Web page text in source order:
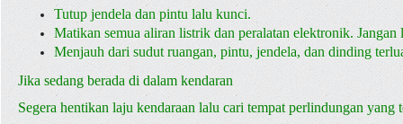
Tutup jendela dan pintu lalu kunci.
Matikan semua aliran listrik dan peralatan elektronik.
Menjauh dari sudut ruangan, pintu, jendela, dan dinding
Jika sedang berada di dalam kendaran
Segera hentikan laju kendaraan lalu cari tempat perlindungan yang